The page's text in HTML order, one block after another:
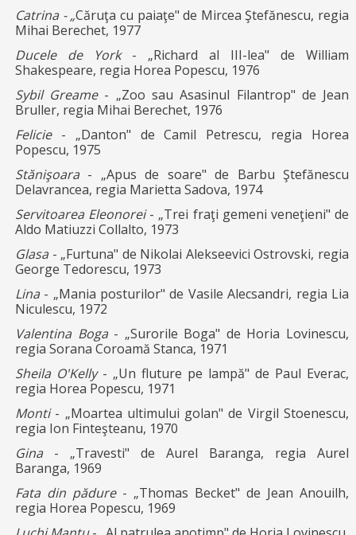
Catrina - „Căruţa cu paiaţe" de Mircea Ştefănescu, regia
Mihai Berechet, 1977
Ducele de York - „Richard al III-lea" de William
Shakespeare, regia Horea Popescu, 1976
Sybil Greame - „Zoo sau Asasinul Filantrop" de Jean
Bruller, regia Mihai Berechet, 1976
Felicie - „Danton" de Camil Petrescu, regia Horea
Popescu, 1975
Stănişoara - „Apus de soare" de Barbu Ştefănescu
Delavrancea, regia Marietta Sadova, 1974
Servitoarea Eleonorei- „Trei fraţi gemeni veneţieni" de
Aldo Matiuzzi Collalto, 1973
Glasa - „Furtuna" de Nikolai Alekseevici Ostrovski, regia
George Tedorescu, 1973
Lina - „Mania posturilor" de Vasile Alecsandri, regia Lia
Niculescu, 1972
Valentina Boga - „Surorile Boga" de Horia Lovinescu,
regia Sorana Coroamă Stanca, 1971
Sheila O'Kelly - „Un fluture pe lampă" de Paul Everac,
regia Horea Popescu, 1971
Monti - „Moartea ultimului golan" de Virgil Stoenescu,
regia Ion Finteşteanu, 1970
Gina - „Travesti" de Aurel Baranga, regia Aurel
Baranga, 1969
Fata din pădure - „Thomas Becket" de Jean Anouilh,
regia Horea Popescu, 1969